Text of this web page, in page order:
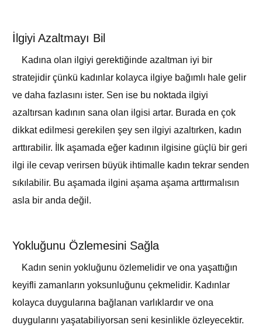
İlgiyi Azaltmayı Bil
Kadına olan ilgiyi gerektiğinde azaltman iyi bir
stratejidir çünkü kadınlar kolayca ilgiye bağımlı hale gelir
ve daha fazlasını ister. Sen ise bu noktada ilgiyi
azaltırsan kadının sana olan ilgisi artar. Burada en çok
dikkat edilmesi gerekilen şey sen ilgiyi azaltırken, kadın
arttırabilir. İlk aşamada eğer kadının ilgisine güçlü bir geri
ilgi ile cevap verirsen büyük ihtimalle kadın tekrar senden
sıkılabilir. Bu aşamada ilgini aşama aşama arttırmalısın
asla bir anda değil.
Yokluğunu Özlemesini Sağla
Kadın senin yokluğunu özlemelidir ve ona yaşattığın
keyifli zamanların yoksunluğunu çekmelidir. Kadınlar
kolayca duygularına bağlanan varlıklardır ve ona
duygularını yaşatabiliyorsan seni kesinlikle özleyecektir.